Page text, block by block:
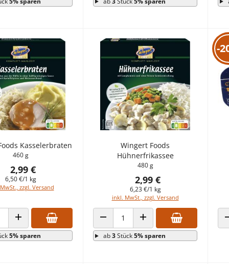
Kasselerbraten
460 g
2,99 €
6,50 €/1 kg
zzgl. Versand
ANZAHL ERHÖHEN
5% sparen
Wingert Foods
Hühnerfrikassee
480 g
2,99 €
6,23 €/1 kg
inkl. MwSt., zzgl. Versand
ANZAHL VERRINGERNANZAHL ERHÖHEN
ab3Stück5% sparen
-